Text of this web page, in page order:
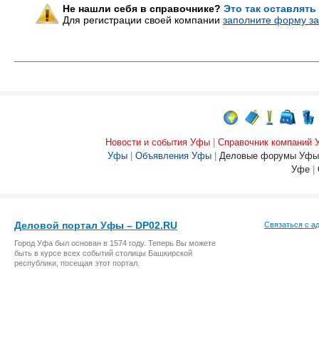
Не нашли себя в справочнике? Это так
Для регистрации своей компании заполните форму
Новости и события Уфы
Справочник компаний
Уфы
Объявления Уфы
Деловые форумы Уфы
Уфе
Деловой портал Уфы – DP02.RU
Город Уфа был основан в 1574 году. Теперь Вы можете
быть в курсе всех событий столицы Башкирской
республики, посещая этот портал.
Связаться с